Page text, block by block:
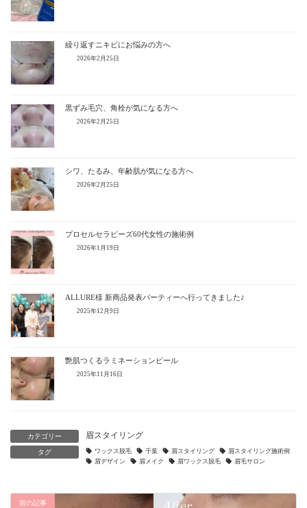
繰り返すニキビにお悩みの方へ
2026年2月25日
黒ずみ毛穴、角栓が気になる方へ
2026年2月25日
シワ、たるみ、年齢肌が気になる方へ
2026年2月25日
プロセルセラピーズ60代女性の施術例
2026年1月19日
ALLURE様 新商品発表パーティーへ行ってきました♪
2025年12月9日
艶肌つくるラミネーションピール
2025年11月16日
カテゴリー 眉スタイリング
タグ ワックス脱毛 千葉 眉スタイリング
眉スタイリング施術例
眉デザイン
眉メイク 眉ワックス脱毛 眉毛サロン
前の記事